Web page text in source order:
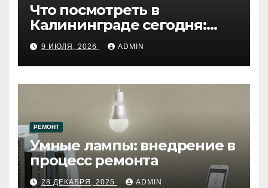
Что посмотреть в
Калининграде сегодня:
путеводитель по самому
западному городу России
9 ИЮЛЯ, 2026 ADMIN
РЕМОНТ
Умные лампы: внедрение в
процесс ремонта
28 ДЕКАБРЯ, 2025 ADMIN